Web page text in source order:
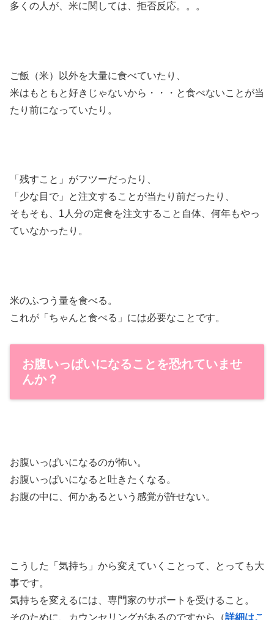
多くの人が、米に関しては、拒否反応。。。
ご飯（米）以外を大量に食べていたり、
米はもともと好きじゃないから・・・と食べないことが当
たり前になっていたり。
「残すこと」がフツーだったり、
「少な目で」と注文することが当たり前だったり、
そもそも、1人分の定食を注文すること自体、何年もやっ
ていなかったり。
米のふつう量を食べる。
これが「ちゃんと食べる」には必要なことです。
お腹いっぱいになることを恐れていませ
んか？
お腹いっぱいになるのが怖い。
お腹いっぱいになると吐きたくなる。
お腹の中に、何かあるという感覚が許せない。
こうした「気持ち」から変えていくことって、とっても大
事です。
気持ちを変えるには、専門家のサポートを受けること。
そのために、カウンセリングがあるのですから（詳細はこ